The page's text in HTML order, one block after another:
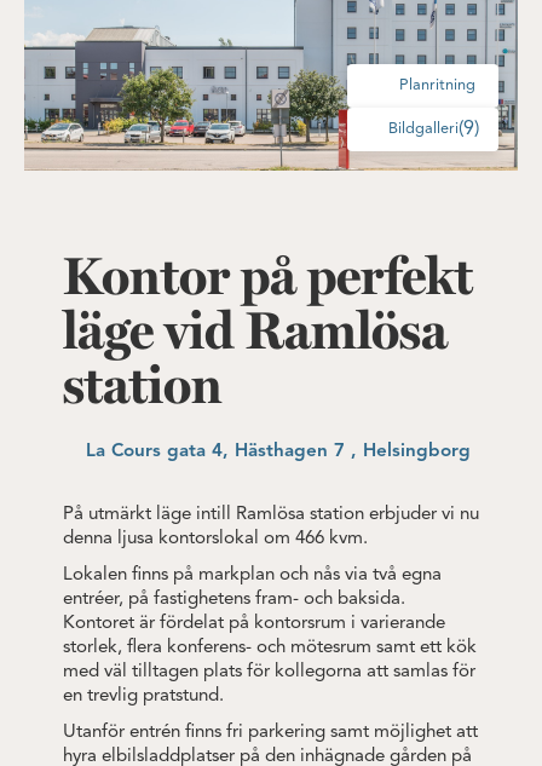
Planritning
Bildgalleri(9)
Kontor på perfekt
läge vid Ramlösa
station
La Cours gata 4, Hästhagen 7 , Helsingborg
På utmärkt läge intill Ramlösa station erbjuder vi nu
denna ljusa kontorslokal om 466 kvm.
Lokalen finns på markplan och nås via två egna
entréer, på fastighetens fram- och baksida.
Kontoret är fördelat på kontorsrum i varierande
storlek, flera konferens- och mötesrum samt ett kök
med väl tilltagen plats för kollegorna att samlas för
en trevlig pratstund.
Utanför entrén finns fri parkering samt möjlighet att
hyra elbilsladdplatser på den inhägnade gården på